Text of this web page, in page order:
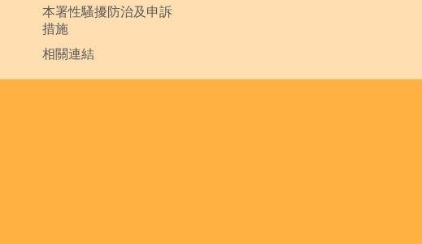
本署性騷擾防治及申訴
措施
相關連結